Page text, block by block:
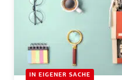
IN EIGENER SACHE